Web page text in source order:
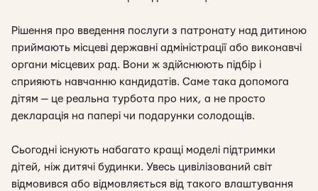
Рішення про введення послуги з патронату над дитиною
приймають місцеві державні адміністрації або виконавчі
органи місцевих рад. Вони ж здійснюють підбір і
сприяють навчанню кандидатів. Саме така допомога
дітям — це реальна турбота про них, а не просто
декларація на папері чи подарунки солодощів.
Сьогодні існують набагато кращі моделі підтримки
дітей, ніж дитячі будинки. Увесь цивілізований світ
відмовився або відмовляється від такого влаштування